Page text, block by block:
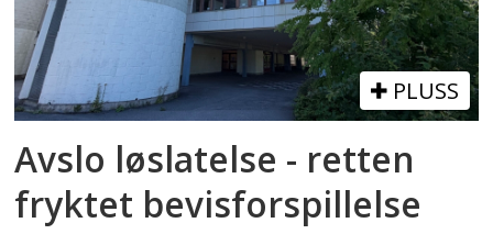
PLUSS
Avslo løslatelse - retten
fryktet bevisforspillelse